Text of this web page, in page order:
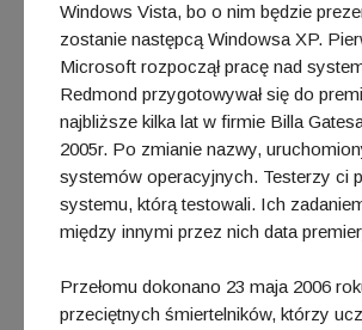
Windows Vista, bo o nim będzie
zostanie następcą Windowsa XP.
Microsoft rozpoczął pracę nad
Redmond przygotowywał się do
najbliższe kilka lat w firmie Billa
2005r. Po zmianie nazwy,
systemów operacyjnych. Testerzy ci
systemu, którą testowali. Ich
między innymi przez nich data
Przełomu dokonano 23 maja 2006
przeciętnych śmiertelników, którzy